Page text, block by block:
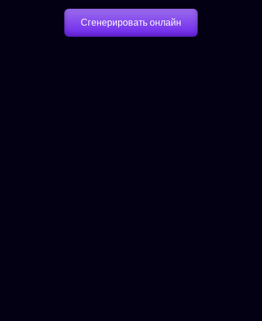
Сгенерировать онлайн